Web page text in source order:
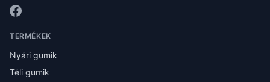
TERMÉKEK
Nyári gumik
Téli gumik